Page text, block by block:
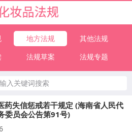
地方法规
其他法规
法规草案 法规专题
输入关键词搜索
药失信惩戒若干规定 (海南省人民代
委员会公告第91号)